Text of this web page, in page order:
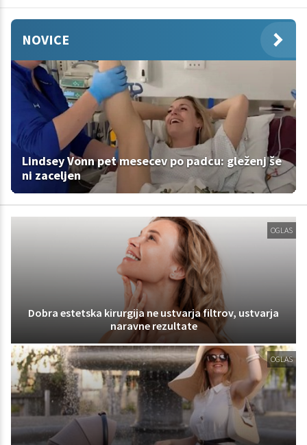
NOVICE
Lindsey Vonn pet mesecev po padcu: gleženj še
ni zaceljen
OGLAS
Dobra estetska kirurgija ne ustvarja filtrov, ustvarja
naravne rezultate
OGLAS